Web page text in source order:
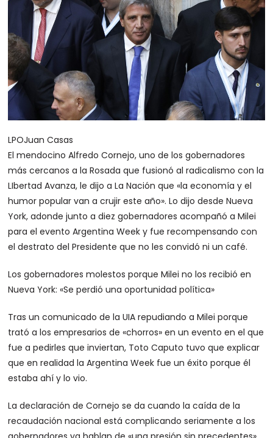
LPOJuan Casas
El mendocino Alfredo Cornejo, uno de los gobernadores
más cercanos a la Rosada que fusionó al radicalismo con la
LIbertad Avanza, le dijo a La Nación que «la economía y el
humor popular van a crujir este año». Lo dijo desde Nueva
York, adonde junto a diez gobernadores acompañó a Milei
para el evento Argentina Week y fue recompensando con
el destrato del Presidente que no les convidó ni un café.
Los gobernadores molestos porque Milei no los recibió en
Nueva York: «Se perdió una oportunidad política»
Tras un comunicado de la UIA repudiando a Milei porque
trató a los empresarios de «chorros» en un evento en el que
fue a pedirles que inviertan, Toto Caputo tuvo que explicar
que en realidad la Argentina Week fue un éxito porque él
estaba ahí y lo vio.
La declaración de Cornejo se da cuando la caída de la
recaudación nacional está complicando seriamente a los